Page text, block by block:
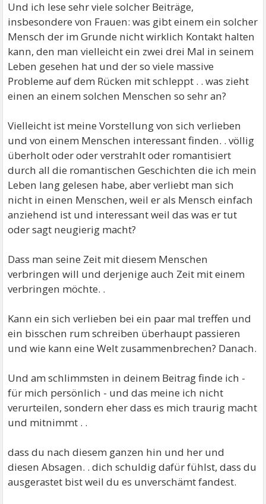
Und ich lese sehr viele solcher Beiträge,
insbesondere von Frauen: was gibt einem ein solcher
Mensch der im Grunde nicht wirklich Kontakt halten
kann, den man vielleicht ein zwei drei Mal in seinem
Leben gesehen hat und der so viele massive
Probleme auf dem Rücken mit schleppt . . was zieht
einen an einem solchen Menschen so sehr an?
Vielleicht ist meine Vorstellung von sich verlieben
und von einem Menschen interessant finden. . völlig
überholt oder oder verstrahlt oder romantisiert
durch all die romantischen Geschichten die ich mein
Leben lang gelesen habe, aber verliebt man sich
nicht in einen Menschen, weil er als Mensch einfach
anziehend ist und interessant weil das was er tut
oder sagt neugierig macht?
Dass man seine Zeit mit diesem Menschen
verbringen will und derjenige auch Zeit mit einem
verbringen möchte. .
Kann ein sich verlieben bei ein paar mal treffen und
ein bisschen rum schreiben überhaupt passieren
und wie kann eine Welt zusammenbrechen? Danach.
Und am schlimmsten in deinem Beitrag finde ich -
für mich persönlich - und das meine ich nicht
verurteilen, sondern eher dass es mich traurig macht
und mitnimmt . .
dass du nach diesem ganzen hin und her und
diesen Absagen. . dich schuldig dafür fühlst, dass du
ausgerastet bist weil du es unverschämt fandest.